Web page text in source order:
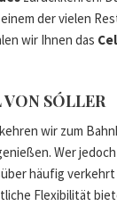
der vielen
wir Ihnen das
SÓLLER
wir zum
Wer
häufig
Flexibilität